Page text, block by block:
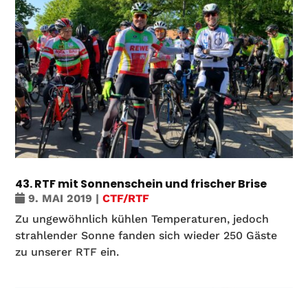
43. RTF mit Sonnenschein und frischer Brise
9. MAI 2019 |CTF/RTF
Zu ungewöhnlich kühlen Temperaturen, jedoch
strahlender Sonne fanden sich wieder 250 Gäste
zu unserer RTF ein.